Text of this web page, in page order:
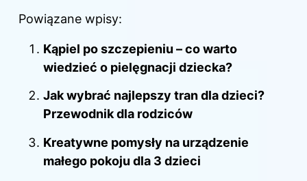
Powiązane wpisy:
Kąpiel po szczepieniu – co warto
wiedzieć o pielęgnacji dziecka?
Jak wybrać najlepszy tran dla dzieci?
Przewodnik dla rodziców
Kreatywne pomysły na urządzenie
małego pokoju dla 3 dzieci